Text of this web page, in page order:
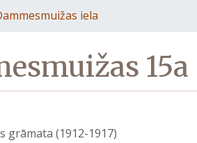
iela
grāmata (1912-1917)